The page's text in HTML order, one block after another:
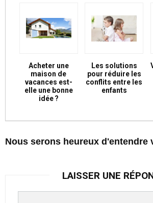
Acheter une
maison de
vacances est-
elle une bonne
idée ?
Les solutions
pour réduire les
conflits entre les
enfants
Nous serons heureux d'entendre
LAISSER UNE